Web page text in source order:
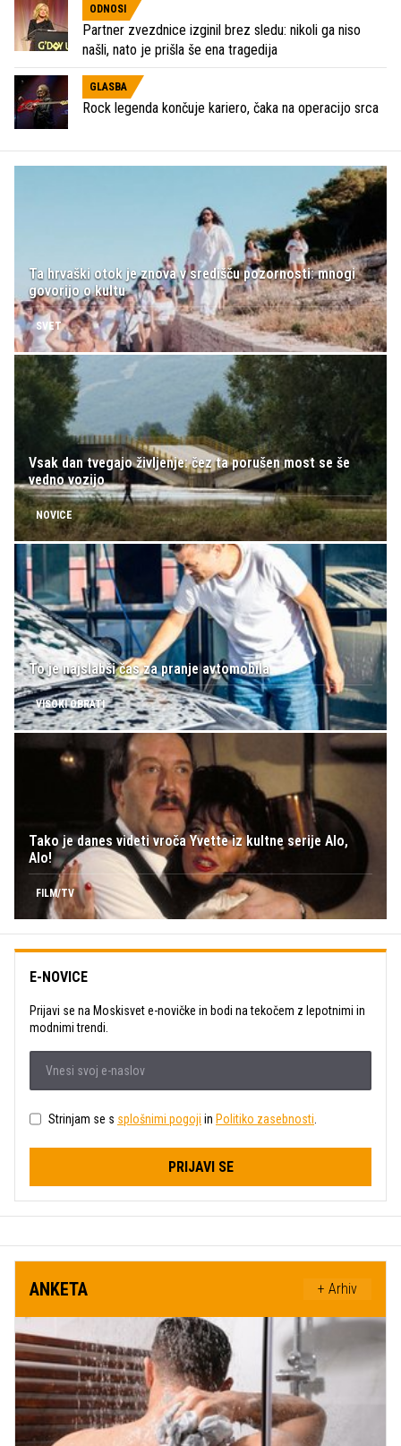
ODNOSI
Partner zvezdnice izginil brez sledu: nikoli ga niso
našli, nato je prišla še ena tragedija
GLASBA
Rock legenda končuje kariero, čaka na operacijo srca
Ta hrvaški otok je znova v središču pozornosti: mnogi
govorijo o kultu
SVET
Vsak dan tvegajo življenje: čez ta porušen most se še
vedno vozijo
NOVICE
To je najslabši čas za pranje avtomobila
VISOKI OBRATI
Tako je danes videti vroča Yvette iz kultne serije Alo,
Alo!
FILM/TV
E-NOVICE
Prijavi se na Moskisvet e-novičke in bodi na tekočem z lepotnimi in
modnimi trendi.
Strinjam se s splošnimi pogoji in Politiko zasebnosti
PRIJAVI SE
ANKETA + Arhiv